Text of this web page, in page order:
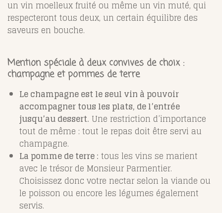
un vin moelleux fruité ou même un vin muté, qui
respecteront tous deux, un certain équilibre des
saveurs en bouche.
Mention spéciale à deux convives de choix :
champagne et pommes de terre
Le champagne est le seul vin à pouvoir
accompagner tous les plats, de l’entrée
jusqu’au dessert. Une restriction d’importance
tout de même : tout le repas doit être servi au
champagne.
La pomme de terre : tous les vins se marient
avec le trésor de Monsieur Parmentier.
Choisissez donc votre nectar selon la viande ou
le poisson ou encore les légumes également
servis.